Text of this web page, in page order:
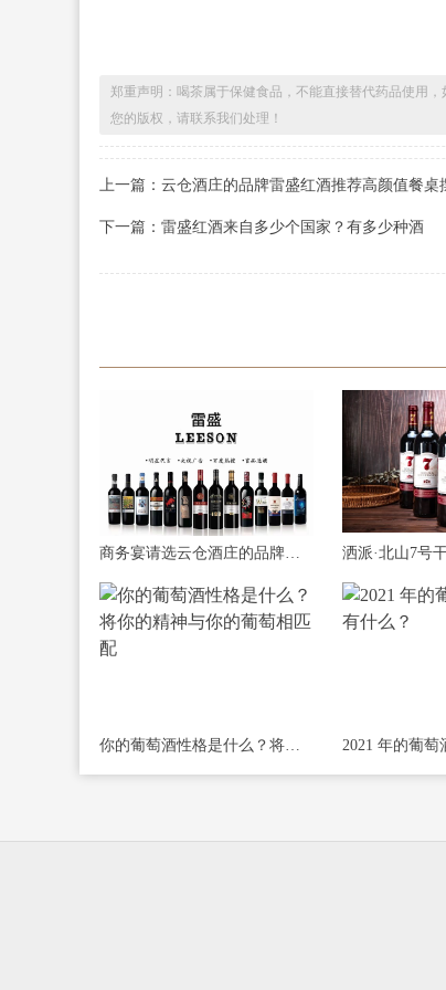
郑重声明：喝茶属于保健食品，不能直接替代药品使用
您的版权，请联系我们处理！
上一篇：云仓酒庄的品牌雷盛红酒推荐高颜值餐
下一篇：雷盛红酒来自多少个国家？有多少种酒
你的葡萄酒性格是什么？将你的精神与你的葡萄相匹配